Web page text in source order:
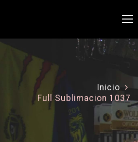
Inicio
Full Sublimacion 1037